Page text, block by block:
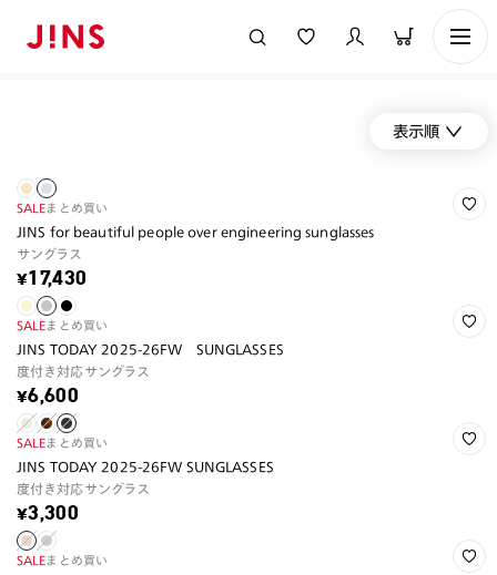
表示順
SALEまとめ買い
JINS for beautiful people over engineering sunglasses
サングラス
¥17,430
SALEまとめ買い
JINS TODAY 2025-26FW SUNGLASSES
度付き対応サングラス
¥6,600
SALEまとめ買い
JINS TODAY 2025-26FW SUNGLASSES
度付き対応サングラス
¥3,300
SALEまとめ買い